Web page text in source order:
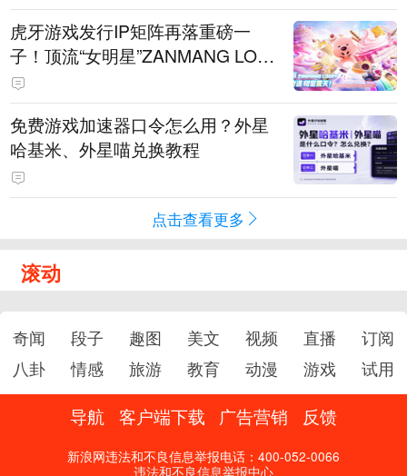
虎牙游戏发行IP矩阵再落重磅一
子！顶流“女明星”ZANMANG LOO
PY 正版3D消除手游《消消奇遇》
惊喜曝光
免费游戏加速器口令怎么用？外星
哈基米、外星喵兑换教程
点击查看更多
滚动
奇闻 段子 趣图 美文 视频 直播
订阅
八卦
情感 旅游 教育 动漫 游戏 试用
导航 客户端下载 广告营销 反馈
新浪网违法和不良信息举报电话：400-052-0066
违法和不良信息举报中心